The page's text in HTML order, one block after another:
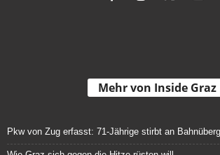
Mehr von Inside Graz
Pkw von Zug erfasst: 71-Jährige stirbt an